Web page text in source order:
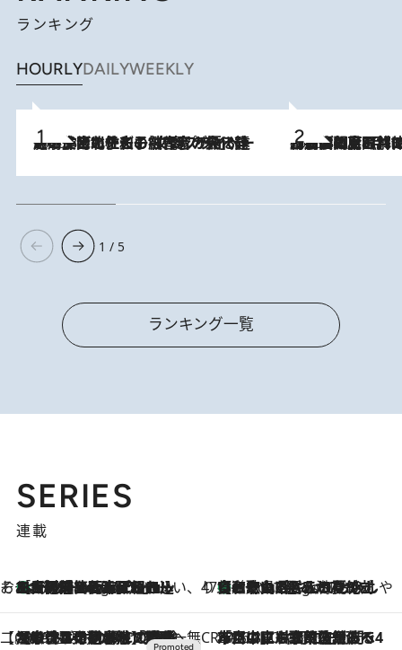
ランキング
HOURLYDAILYWEEKLY
2026.8.3
《「文士の子ども被害者の会」発足！》阿川佐和子（72）が語る遠藤周作に北杜夫、劇作家・矢代静一の子どもたちの“文豪プライベート事件簿” 2026.8.8
「最後に見られてよかった」上野動物園の東園パンダ舎が解体前に特別公開。8月16日まで延長されたパネル展と共に辿る“半世紀”のパンダ飼育《解体工事の図面あり》
1 / 5
ランキング一覧
SERIES
連載
そおだよおこの関西おいしい、おやつ紀行3 Hours Ago
［大阪府箕面市］一皿一皿目の前で仕上げられる、料理を巧みに組み込んだアシェットデセールコース「ミチル アシェット デセール（Michiru assiette dessert）」 47都道府県の手みやげ ひんやりスイーツで夏を満喫
3 Hours Ago
【和歌山県】この夏絶対食べたい 冷やしておいしいおやつ3選 みかんがごろっと丸ごと入ったジュレ
【CREA×星野リゾート】唯一無二。癒しと発見が待つ場所へ
2026.8.7
【トンボの足水浴】ヒノキの香りに包まれて涼感マックス！約13℃の湧水かけ流しを避暑地「星野温泉 トンボの湯」で体験 CREA'S CHOICE
2026.8.7
「立川にも歌舞伎があるんだよ」 片岡仁左衛門・市川中車ら豪華座組みで4年目の立川立飛歌舞伎へ